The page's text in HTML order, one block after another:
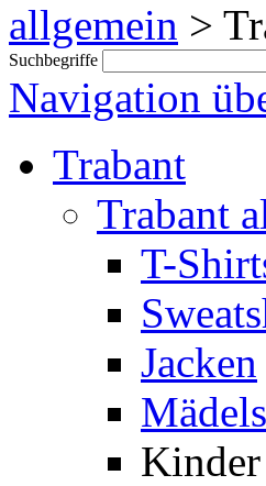
allgemein >
Suchbegriffe
Navigation
Trabant
Trabant
T-
Jacken
Mädels
Kinder